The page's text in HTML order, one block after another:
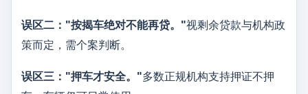
误区二："按揭车绝对不能再贷。"视剩余贷款与机构政
策而定，需个案判断。
误区三："押车才安全。"多数正规机构支持押证不押